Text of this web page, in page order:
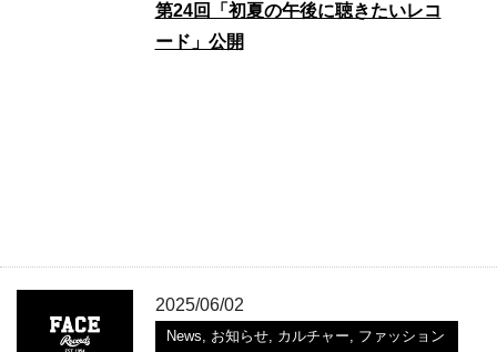
第24回「初夏の午後に聴きたいレコ
ード」公開
2025/06/02
News, お知らせ, カルチャー, ファッション